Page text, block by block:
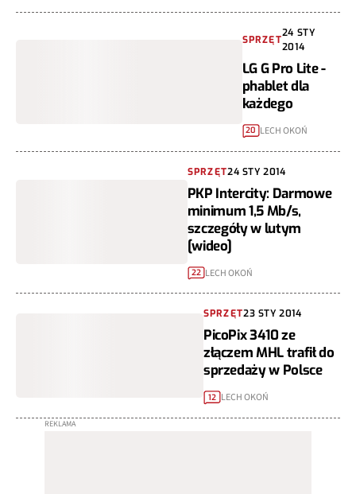
SPRZĘT
24 STY
2014
LG G Pro Lite -
phablet dla
każdego
20 LECH OKOŃ
SPRZĘT24 STY 2014
PKP Intercity: Darmowe
minimum 1,5 Mb/s,
szczegóły w lutym
[wideo]
22 LECH OKOŃ
SPRZĘT23 STY 2014
PicoPix 3410 ze
złączem MHL trafił do
sprzedaży w Polsce
12 LECH OKOŃ